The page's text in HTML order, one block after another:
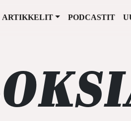
ARTIKKELIT PODCASTIT